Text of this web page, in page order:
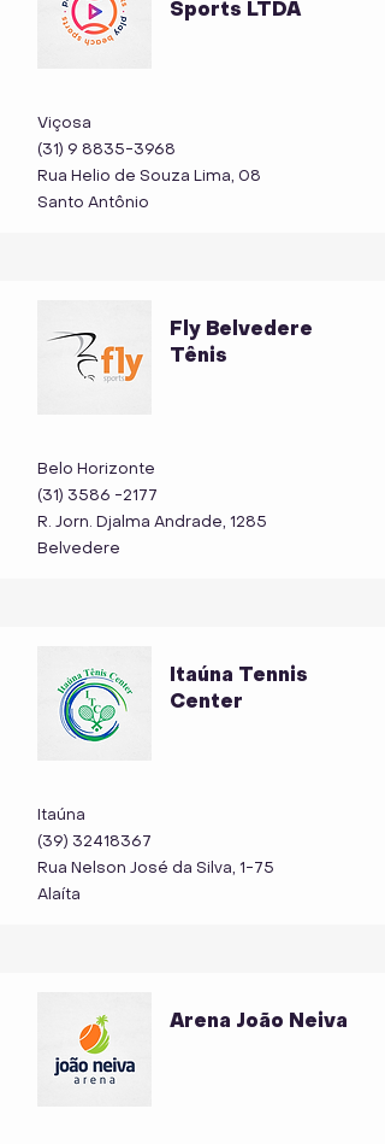
Sports LTDA
Viçosa
(31) 9 8835-3968
Rua Helio de Souza Lima, 08
Santo Antônio
Fly Belvedere
Tênis
Belo Horizonte
(31) 3586 -2177
R. Jorn. Djalma Andrade, 1285
Belvedere
Itaúna Tennis
Center
Itaúna
(39) 32418367
Rua Nelson José da Silva, 1-75
Alaíta
Arena João Neiva